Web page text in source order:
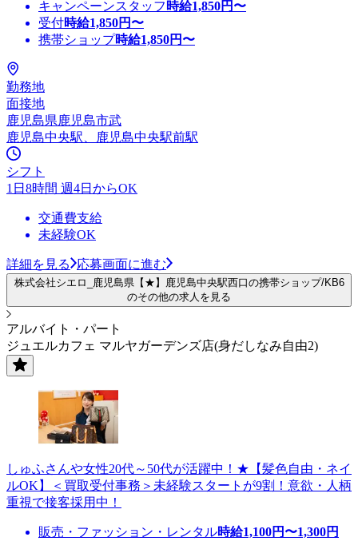
キャンペーンスタッフ 時給1,850円〜
受付時給1,850円〜
携帯ショップ時給1,850円〜
勤務地
面接地
鹿児島県鹿児島市武
鹿児島中央駅、鹿児島中央駅前駅
シフト
1日8時間 週4日からOK
交通費支給
未経験OK
詳細を見る 応募画面に進む
株式会社シエロ_鹿児島県【★】鹿児島中央駅西口の携帯ショップ/KB6
のその他の求人を見る
アルバイト・パート
ジュエルカフェ マルヤガーデンズ店(身だしなみ自由2)
しゅふさんや女性20代～50代が活躍中！★【髪色自由・ネイ
ルOK】＜買取受付事務＞未経験スタートが9割！意欲・人柄
重視で接客採用中！
販売・ファッション・レンタル時給1,100円〜1,300円